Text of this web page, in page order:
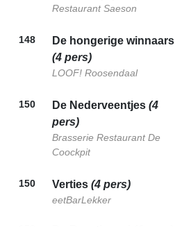
Restaurant Saeson
148
De hongerige winnaars
(4 pers)
LOOF! Roosendaal
150 De Nederveentjes (4
pers)
Brasserie Restaurant De
Coockpit
150 Verties (4 pers)
eetBarLekker